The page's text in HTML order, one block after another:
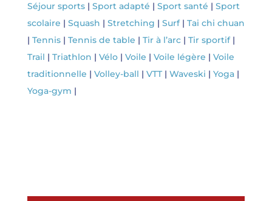
Séjour sports| Sport adapté | Sport santé | Sport
scolaire | Squash | Stretching | Surf| Tai chi chuan
| Tennis| Tennis de table | Tir à l’arc| Tir sportif|
Trail | Triathlon | Vélo| Voile | Voile légère | Voile
traditionnelle | Volley-ball | VTT| Waveski | Yoga|
Yoga-gym |